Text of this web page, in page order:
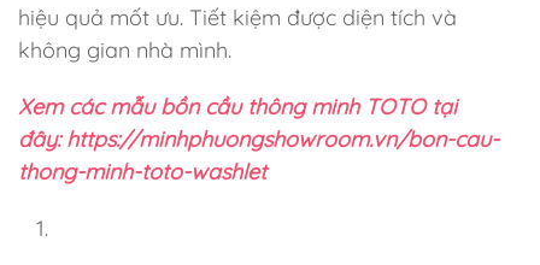
hiệu quả mốt ưu. Tiết kiệm được diện tích và
không gian nhà mình.
Xem các mẫu bồn cầu thông minh TOTO tại
đây: https://minhphuongshowroom.vn/bon-cau-
thong-minh-toto-washlet